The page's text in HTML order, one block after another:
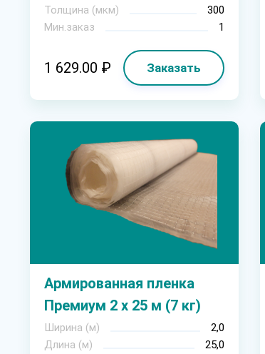
Толщина (мкм)
300
Мин.заказ
1
1 629.00 ₽ Заказать
Армированная пленка
Премиум 2 х 25 м (7 кг)
Ширина (м)
2,0
Длина (м)
25,0